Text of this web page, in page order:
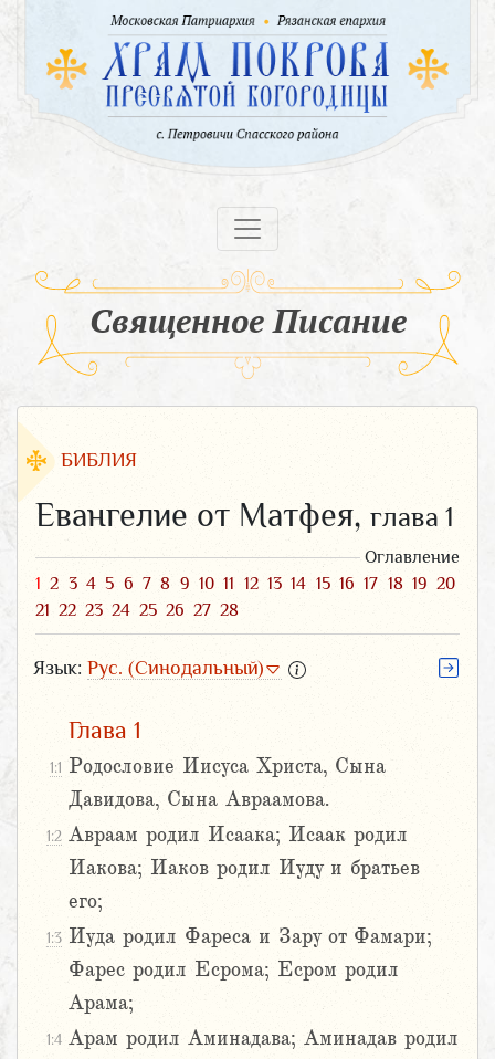
Священное Писание
БИБЛИЯ
Евангелие от Матфея, глава 1
Оглавление
1 2 3 4 5 6 7 8 9 10 11 12 13 14 15 16 17 18 19 20
21 22 23 24 25 26 27 28
Язык: Рус. (Синодальный)
Глава 1
1:1 Родословие Иисуса Христа, Сына
Давидова, Сына Авраамова.
1:2 Авраам родил Исаака; Исаак родил
Иакова; Иаков родил Иуду и братьев
его;
1:3 Иуда родил Фареса и Зару от Фамари;
Фарес родил Есрома; Есром родил
Арама;
1:4 Арам родил Аминадава; Аминадав родил